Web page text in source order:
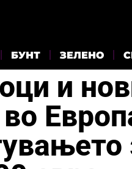
БУНТ ЗЕЛЕНО
и